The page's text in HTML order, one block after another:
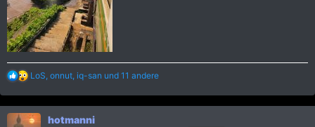
R
a
k
t
LoS onnut iq-san und 11 andere
hotmanni